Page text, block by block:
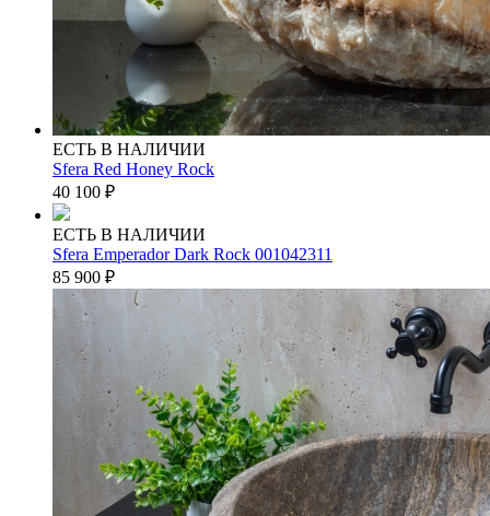
ЕСТЬ В НАЛИЧИИ
Sfera Red Honey Rock
40 100 ₽
ЕСТЬ В НАЛИЧИИ
Sfera Emperador Dark Rock 001042311
85 900 ₽